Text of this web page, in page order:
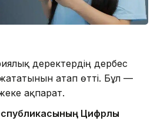
деректердің дербес
атап өтті. Бұл —
ақпарат.
Цифрлық